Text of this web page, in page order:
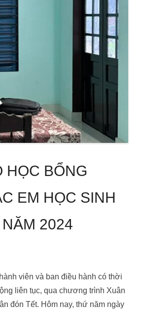
HỌC BỔNG
EM HỌC SINH
2024
viên và ban điều hành có thời
liên tục, qua chương trình Xuân
đón Tết. Hôm nay, thứ năm ngày